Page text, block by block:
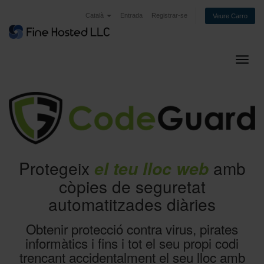
Català Entrada Registrar-se Veure Carro
Protegeix el teu lloc webamb
còpies de seguretat
automatitzades diàries
Obtenir protecció contra virus, pirates
informàtics i fins i tot el seu propi codi
trencant accidentalment el seu lloc amb